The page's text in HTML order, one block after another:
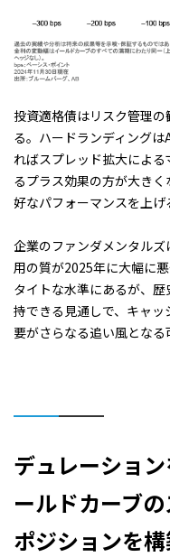
投資適格債はリスク管理
る。ハードランディング
ればスプレッド拡大によ
るプラス効果の方が大き
好なパフォーマンスを上げ
企業のファンダメンタル
用の質が2025年に大幅に
タイトな水準にあるが、
持できる見通しで、キャ
要がさらなる追い風となる
デュレーショ
ールドカーブ
ポジションを